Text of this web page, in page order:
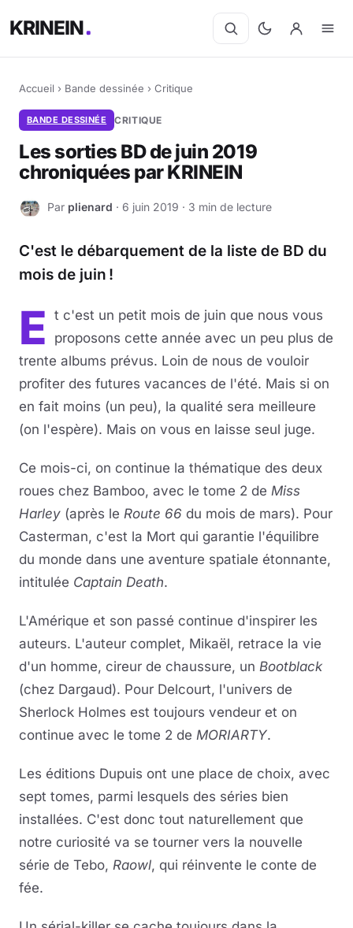
KRINEIN
Accueil › Bande dessinée › Critique
BANDE DESSINÉE CRITIQUE
Les sorties BD de juin 2019
chroniquées par KRINEIN
P Par plienard · 6 juin 2019 · 3 min de lecture
C'est le débarquement de la liste de BD du
mois de juin !
E t c'est un petit mois de juin que nous vous
proposons cette année avec un peu plus de
trente albums prévus. Loin de nous de vouloir
profiter des futures vacances de l'été. Mais si on
en fait moins (un peu), la qualité sera meilleure
(on l'espère). Mais on vous en laisse seul juge.
Ce mois-ci, on continue la thématique des deux
roues chez Bamboo, avec le tome 2 de Miss
Harley (après le Route 66 du mois de mars). Pour
Casterman, c'est la Mort qui garantie l'équilibre
du monde dans une aventure spatiale étonnante,
intitulée Captain Death.
L'Amérique et son passé continue d'inspirer les
auteurs. L'auteur complet, Mikaël, retrace la vie
d'un homme, cireur de chaussure, un Bootblack
(chez Dargaud). Pour Delcourt, l'univers de
Sherlock Holmes est toujours vendeur et on
continue avec le tome 2 de MORIARTY.
Les éditions Dupuis ont une place de choix, avec
sept tomes, parmi lesquels des séries bien
installées. C'est donc tout naturellement que
notre curiosité va se tourner vers la nouvelle
série de Tebo, Raowl, qui réinvente le conte de
fée.